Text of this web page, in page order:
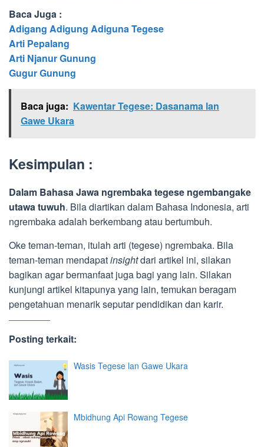
Baca Juga :
Adigang Adigung Adiguna Tegese
Arti Pepalang
Arti Njanur Gunung
Gugur Gunung
Baca juga: Kawentar Tegese: Dasanama lan
Gawe Ukara
Kesimpulan :
Dalam Bahasa Jawa ngrembakategese ngembangake
utawa tuwuh. Bila diartikan dalam Bahasa Indonesia, arti
ngrembaka adalah berkembang atau bertumbuh.
Oke teman-teman, itulah arti (tegese) ngrembaka. Bila
teman-teman mendapatinsightdari artikel ini, silakan
bagikan agar bermanfaat juga bagi yang lain. Silakan
kunjungi artikel kitapunya yang lain, temukan beragam
pengetahuan menarik seputar pendidikan dan karir.
Posting terkait:
Wasis Tegese lan Gawe Ukara
Mbidhung Api Rowang Tegese